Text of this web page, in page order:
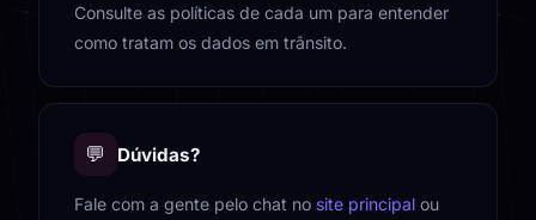
Consulte as políticas de cada um para entender
como tratam os dados em trânsito.
💬 Dúvidas?
Fale com a gente pelo chat no site principalou